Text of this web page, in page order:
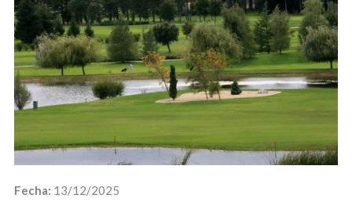
Fecha: 13/12/2025